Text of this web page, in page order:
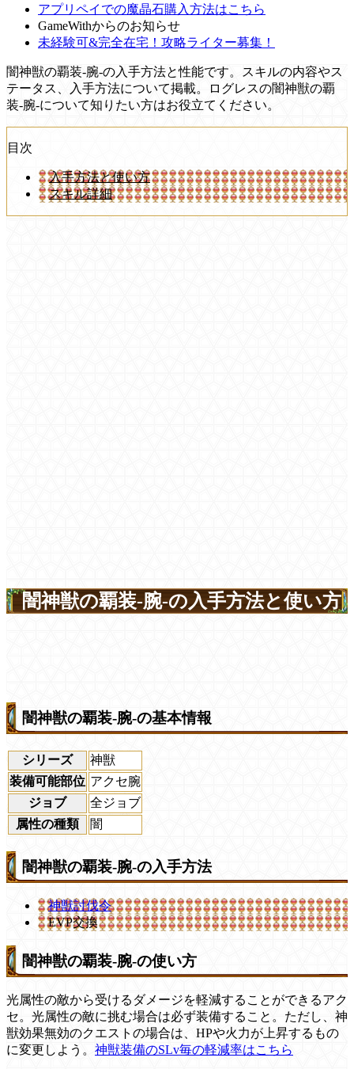
アプリペイでの魔晶石購入方法はこちら
GameWithからのお知らせ
未経験可&完全在宅！攻略ライター募集！
闇神獣の覇装-腕-の入手方法と性能です。スキルの内容やス
テータス、入手方法について掲載。ログレスの闇神獣の覇
装-腕-について知りたい方はお役立てください。
目次
入手方法と使い方
スキル詳細
闇神獣の覇装-腕-の入手方法と使い方
闇神獣の覇装-腕-の基本情報
シリーズ
神獣
装備可能部位 アクセ腕
ジョブ
全ジョブ
属性の種類
闇
闇神獣の覇装-腕-の入手方法
神獣討伐令
EVP交換
闇神獣の覇装-腕-の使い方
光属性の敵から受けるダメージを軽減することができるアク
セ。光属性の敵に挑む場合は必ず装備すること。ただし、神
獣効果無効のクエストの場合は、HPや火力が上昇するもの
に変更しよう。 神獣装備のSLv毎の軽減率はこちら